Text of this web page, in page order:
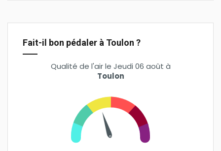
Fait-il bon pédaler à Toulon ?